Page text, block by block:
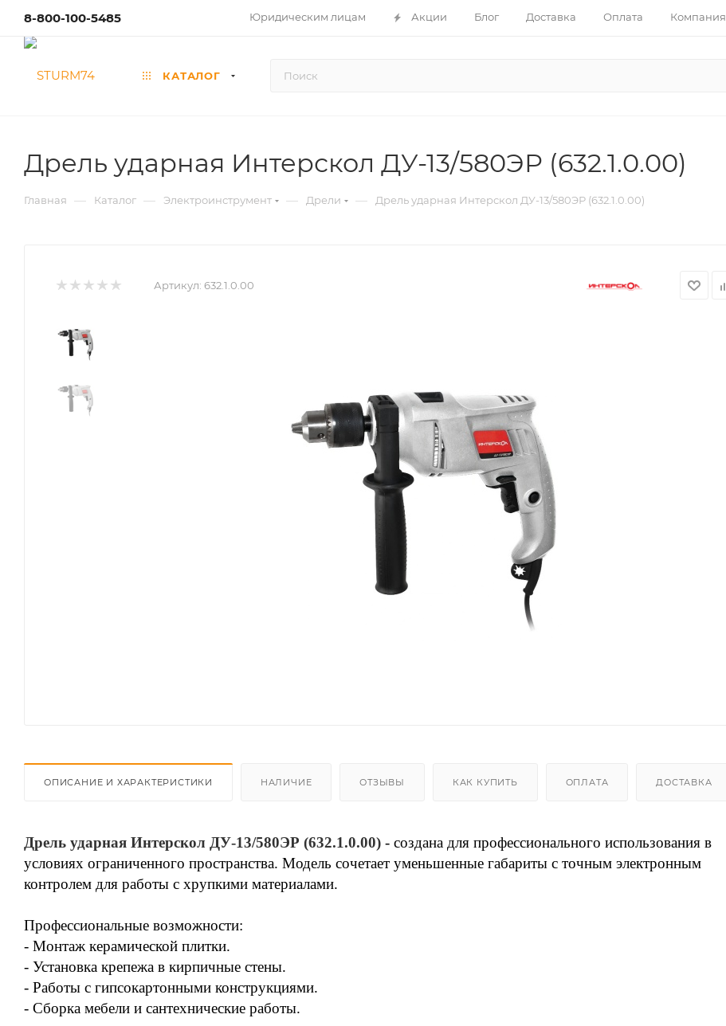
8-800-100-5485 Юридическим лицам Акции Блог Доставка Оплата Компания
КАТАЛОГ
Дрель ударная Интерскол ДУ-13/580ЭР (632.1.0.00)
Главная — Каталог — Электроинструмент — Дрели — Дрель ударная Интерскол ДУ-13/580ЭР (632.1.0.00)
Артикул: 632.1.0.00
ОПИСАНИЕ И ХАРАКТЕРИСТИКИ НАЛИЧИЕ ОТЗЫВЫ КАК КУПИТЬ ОПЛАТА ДОСТАВКА
Дрель ударная Интерскол ДУ-13/580ЭР (632.1.0.00) - создана для профессионального использования в
условиях ограниченного пространства. Модель сочетает уменьшенные габариты с точным электронным
контролем для работы с хрупкими материалами.
Профессиональные возможности:
- Монтаж керамической плитки.
- Установка крепежа в кирпичные стены.
- Работы с гипсокартонными конструкциями.
- Сборка мебели и сантехнические работы.